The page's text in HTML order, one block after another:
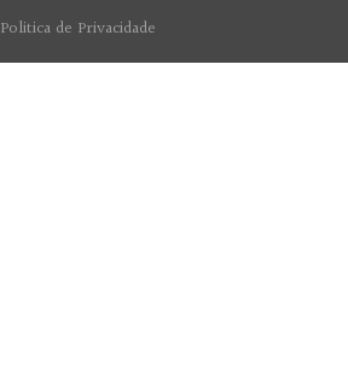
Politica de Privacidade